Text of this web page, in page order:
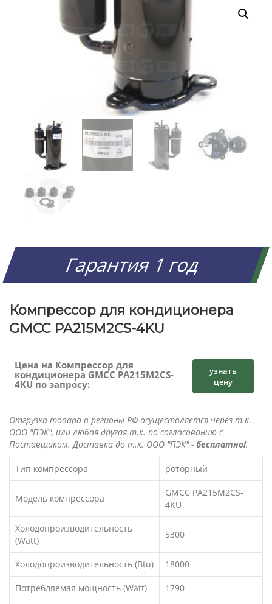
Гарантия 1 год
Компрессор для кондиционера
GMCC PA215M2CS-4KU
Цена на Компрессор для
кондиционера GMCC PA215M2CS-
4KU по запросу:
узнать
цену
Отгрузка товара в регионы РФ осуществляется через т.к.
ООО "ПЭК", или любая другая т.к. по согласованию с
Поставщиком. Доставка до т.к. ООО "ПЭК" - бесплатно!.
Тип компрессора роторный
Модель компрессора
GMCC PA215M2CS-
4KU
Холодопроизводительность
(Watt)
5300
Холодопроизводительность (Btu) 18000
Потребляемая мощность (Watt) 1790